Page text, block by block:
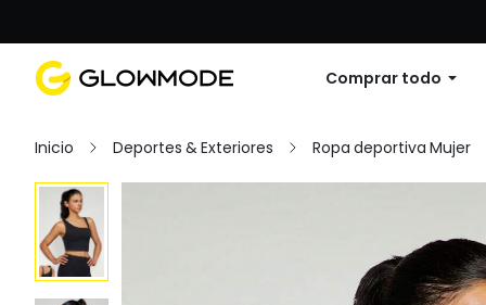
Comprar todo
Inicio Deportes & Exteriores Ropa deportiva Mujer